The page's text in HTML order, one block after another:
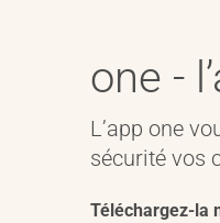
one -
Lʼapp one
sécurité vos
Téléchargez-la